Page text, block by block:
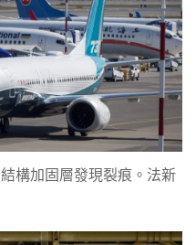
構加固層發現裂痕。法新